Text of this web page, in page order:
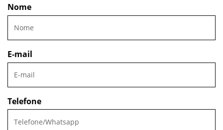
Nome
E-mail
Telefone